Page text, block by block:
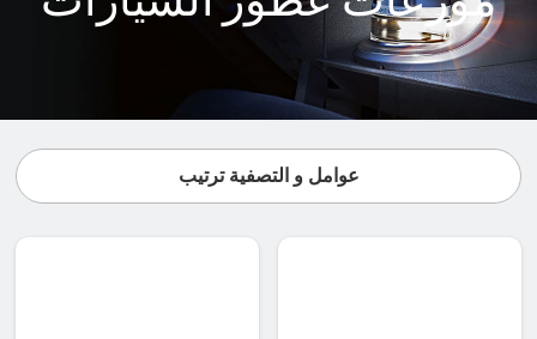
عوامل و التصفية ترتيب